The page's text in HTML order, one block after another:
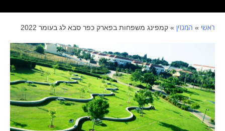
ראשי » המגזין » קמפינג משפחות בפארק כפר סבא לג בעומר 2022